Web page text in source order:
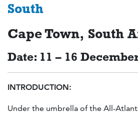
South
Cape Town, South
Date: 11 – 16
INTRODUCTION:
Under the umbrella of the All-